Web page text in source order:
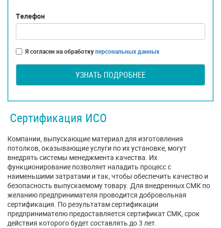
Телефон
Я согласен на обработкуперсональных данных
УЗНАТЬ ПОДРОБНЕЕ
Сертификация ИСО
Компании, выпускающие материал для изготовления
потолков, оказывающие услуги по их установке, могут
внедрять системы менеджмента качества. Их
функционирование позволяет наладить процесс с
наименьшими затратами и так, чтобы обеспечить качество и
безопасность выпускаемому товару. Для внедренных СМК по
желанию предпринимателя проводится добровольная
сертификация. По результатам сертификации
предпринимателю предоставляется сертификат СМК, срок
действия которого будет составлять до 3 лет.